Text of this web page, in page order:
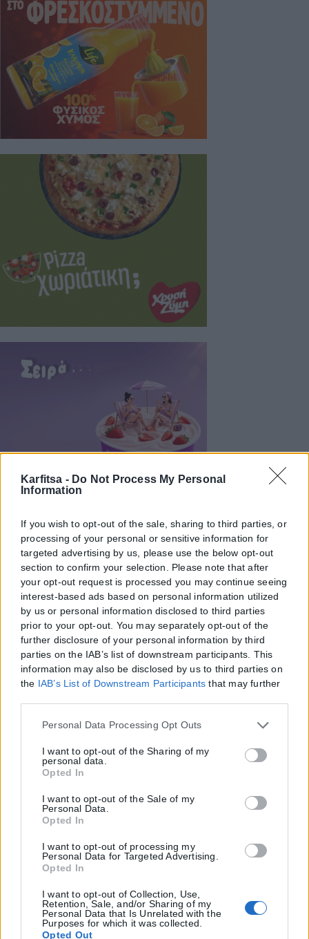
Karfitsa - Do Not Process My Personal
Information
If you wish to opt-out of the sale, sharing to third parties, or
processing of your personal or sensitive information for
targeted advertising by us, please use the below opt-out
section to confirm your selection. Please note that after
your opt-out request is processed you may continue seeing
interest-based ads based on personal information utilized
by us or personal information disclosed to third parties
prior to your opt-out. You may separately opt-out of the
further disclosure of your personal information by third
parties on the IAB’s list of downstream participants. This
information may also be disclosed by us to third parties on
the IAB’s List of Downstream Participants that may further
Please note that this website/app uses one or more Google
but not limited to your visit or usage behaviour. You may
click to grant or deny consent to Google and its third-party
tags to use your data for below specified purposes in below
Google consent section.
Personal Data Processing Opt Outs
I want to opt-out of the Sharing of my
personal data.
Opted In
I want to opt-out of the Sale of my
Personal Data.
Opted In
I want to opt-out of processing my
Personal Data for Targeted Advertising.
Opted In
I want to opt-out of Collection, Use,
Retention, Sale, and/or Sharing of my
Personal Data that Is Unrelated with the
Purposes for which it was collected.
Opted Out